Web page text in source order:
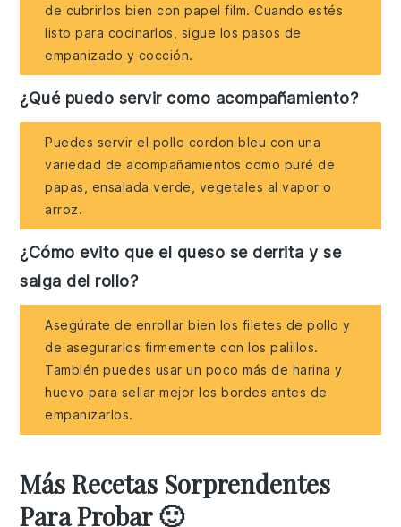
de cubrirlos bien con papel film. Cuando estés
listo para cocinarlos, sigue los pasos de
empanizado y cocción.
¿Qué puedo servir como acompañamiento?
Puedes servir el pollo cordon bleu con una
variedad de acompañamientos como puré de
papas, ensalada verde, vegetales al vapor o
arroz.
¿Cómo evito que el queso se derrita y se
salga del rollo?
Asegúrate de enrollar bien los filetes de pollo y
de asegurarlos firmemente con los palillos.
También puedes usar un poco más de harina y
huevo para sellar mejor los bordes antes de
empanizarlos.
Más Recetas Sorprendentes
Para Probar 🙂